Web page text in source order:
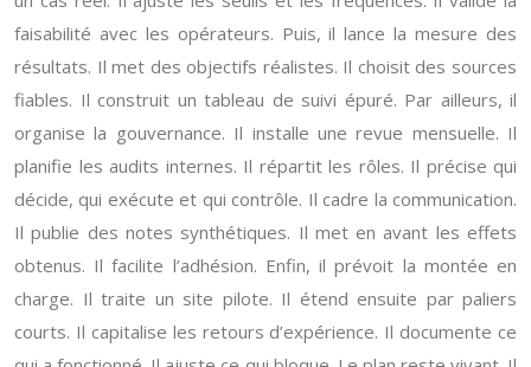
faisabilité avec les opérateurs. Puis, il lance la mesure des
résultats. Il met des objectifs réalistes. Il choisit des sources
fiables. Il construit un tableau de suivi épuré. Par ailleurs, il
organise la gouvernance. Il installe une revue mensuelle. Il
planifie les audits internes. Il répartit les rôles. Il précise qui
décide, qui exécute et qui contrôle. Il cadre la communication.
Il publie des notes synthétiques. Il met en avant les effets
obtenus. Il facilite l’adhésion. Enfin, il prévoit la montée en
charge. Il traite un site pilote. Il étend ensuite par paliers
courts. Il capitalise les retours d’expérience. Il documente ce